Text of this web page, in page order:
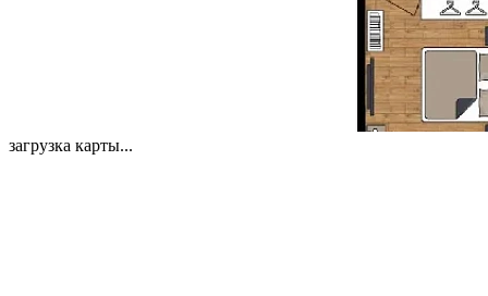
загрузка карты...